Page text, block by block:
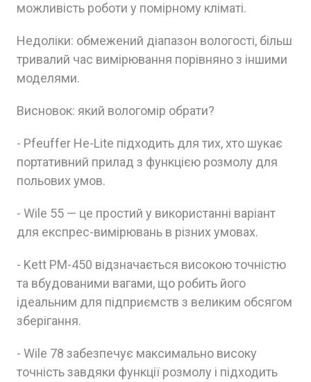
можливість роботи у помірному кліматі.
Недоліки: обмежений діапазон вологості, більш
тривалий час вимірювання порівняно з іншими
моделями.
Висновок: який вологомір обрати?
- Pfeuffer He-Lite підходить для тих, хто шукає
портативний прилад з функцією розмолу для
польових умов.
- Wile 55 — це простий у використанні варіант
для експрес-вимірювань в різних умовах.
- Kett PM-450 відзначається високою точністю
та вбудованими вагами, що робить його
ідеальним для підприємств з великим обсягом
зберігання.
- Wile 78 забезпечує максимально високу
точність завдяки функції розмолу і підходить